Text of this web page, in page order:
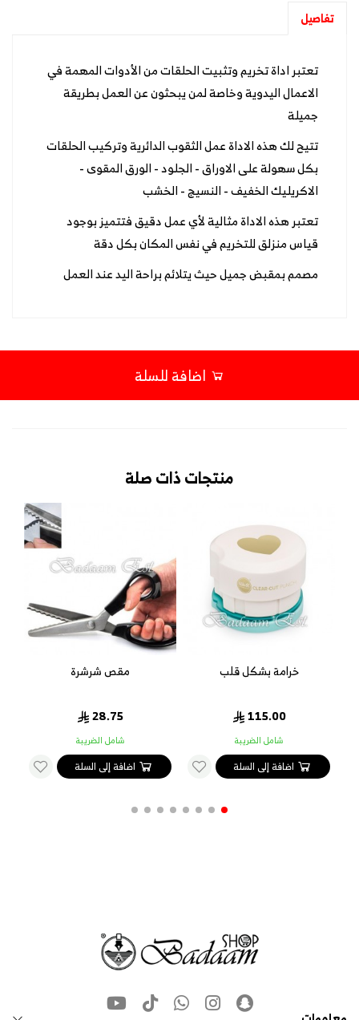
تفاصيل
تعتبر اداة تخريم وتثبيت الحلقات من الأدوات المهمة في
الاعمال اليدوية وخاصة لمن يبحثون عن العمل بطريقة
جميلة
تتيح لك هذه الاداة عمل الثقوب الدائرية وتركيب الحلقات
بكل سهولة على الاوراق - الجلود - الورق المقوى -
الاكريليك الخفيف - النسيج - الخشب
تعتبر هذه الاداة مثالية لأي عمل دقيق فتتميز بوجود
قياس منزلق للتخريم في نفس المكان بكل دقة
مصمم بمقبض جميل حيث يتلائم براحة اليد عند العمل
اضافة للسلة
منتجات ذات صلة
خرامة بشكل قلب
115.00
شامل الضريبة
اضافة إلى السلة
مقص شرشرة
28.75
شامل الضريبة
اضافة إلى السلة